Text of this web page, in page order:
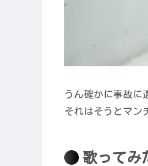
うん確かに事故に
それはそうとマン
歌ってみ